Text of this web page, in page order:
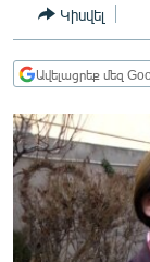
ՊԱՏԵՐԱԶՄԻ 6
ՏԱՐԱԾԱՇՐՋԱՆ
ՄԻՋԱԶԳԱՅԻՆ
ՄՇԱԿՈՒՅԹ
ՍՊՈՐՏ
Կիսվել
Ավելացրեք մեզ